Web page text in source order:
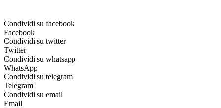
Condividi su facebook
Facebook
Condividi su twitter
Twitter
Condividi su whatsapp
WhatsApp
Condividi su telegram
Telegram
Condividi su email
Email